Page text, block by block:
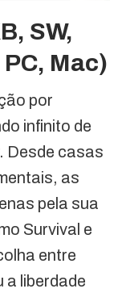
SW,
Mac)
por
infinito de
Desde casas
as
pela sua
Survival e
entre
a liberdade